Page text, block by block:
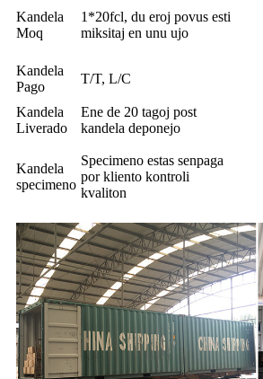
Kandela
Moq
1*20fcl, du eroj povus esti
miksitaj en unu ujo
Kandela
Pago
T/T, L/C
Kandela
Liverado
Ene de 20 tagoj post
kandela deponejo
Kandela
specimeno
Specimeno estas senpaga
por kliento kontroli
kvaliton